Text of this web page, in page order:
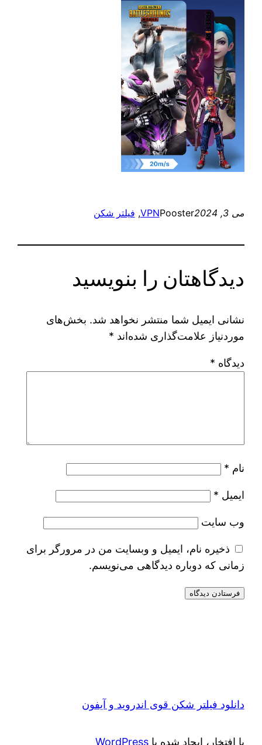
می 3, 2024 Pooster
VPN
, فیلتر شکن
دیدگاهتان را بنویسید
نشانی ایمیل شما منتشر نخواهد شد. بخش‌های
موردنیاز علامت‌گذاری شده‌اند *
دیدگاه *
نام *
ایمیل *
وب‌ سایت
ذخیره نام، ایمیل و وبسایت من در مرورگر برای
زمانی که دوباره دیدگاهی می‌نویسم.
دانلود فیلتر شکن قوی اندروید و آیفون
با افتخار، ایجاد شده باWordPress